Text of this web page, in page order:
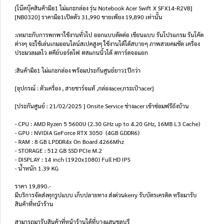
[โน๊ตบุ๊คสินค้ามือ1 ไม่แกะกล่อง รุ่น Notebook Acer Swift X SFX14-R2VB]
[NB0320] ราคามือ1เปิดตัว 31,990 ขายเพียง 19,890 เท่านั้น
:เหมาะกับการพกพาใช้งานทั่วไป ออกแบบตัดต่อ เขียนแบบ รันโปรแกรม รันโค้ด
ต่างๆ จะใช้เล่นเกมออนไลน์สเปคสูงๆ ใช้งานได้ได้สบายๆ ภาพสวยคมชัด เครื่อง
ประมวลผลไว #คีย์บอร์ดไฟ #สแกนนิ้วได้ #การ์ดจอแยก
:สินค้ามือ1 ไม่แกะกล่อง พร้อมประกันศูนย์ยาว1ปีกว่า
[อุปกรณ์ : ตัวเครื่อง , สายชาร์จแท้ ,กล่องacer,กระเป๋าacer]
[ประกันศูนย์ : 21/02/2025 ] Onsite Service ช่างacer เข้าซ่อมฟรีถึงบ้าน
- CPU : AMD Ryzen 5 5600U (2.30 GHz up to 4.20 GHz, 16MB L3 Cache)
- GPU : NVIDIA GeForce RTX 3050 (4GB GDDR6)
- RAM : 8 GB LPDDR4x On Board 4266Mhz
- STORAGE : 512 GB SSD PCIe M.2
- DISPLAY : 14 inch (1920x1080) Full HD IPS
- น้ำหนัก 1.39 KG
ราคา 19,890.-
มีบริการจัดส่งทุกรูปแบบ เก็บปลายทาง ส่งด่วนkerry รับบัตรเครดิต หรือมารับ
สินค้าที่หน้าร้าน
สามารถมารับสินค้าที่หน้าร้านได้ที่บางแสนชลบุรี